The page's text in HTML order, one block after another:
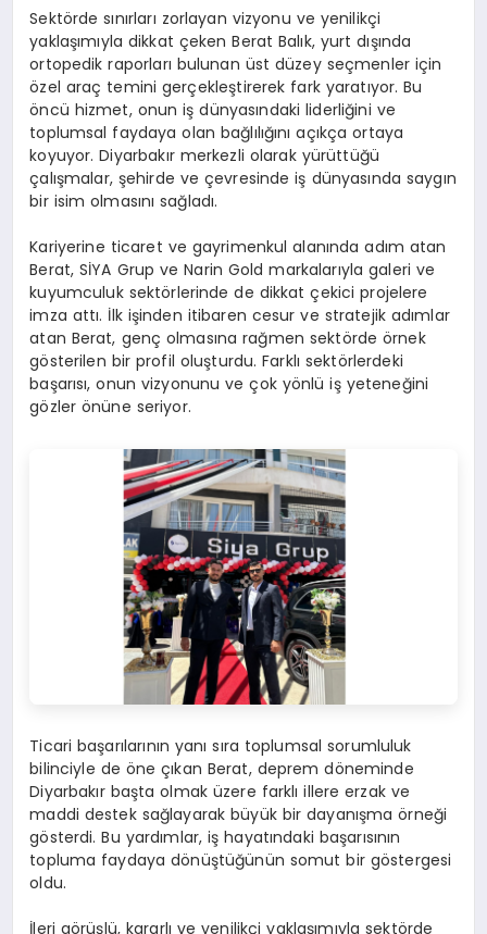
Sektörde sınırları zorlayan vizyonu ve yenilikçi
yaklaşımıyla dikkat çeken Berat Balık, yurt dışında
ortopedik raporları bulunan üst düzey seçmenler için
özel araç temini gerçekleştirerek fark yaratıyor. Bu
öncü hizmet, onun iş dünyasındaki liderliğini ve
toplumsal faydaya olan bağlılığını açıkça ortaya
koyuyor. Diyarbakır merkezli olarak yürüttüğü
çalışmalar, şehirde ve çevresinde iş dünyasında saygın
bir isim olmasını sağladı.
Kariyerine ticaret ve gayrimenkul alanında adım atan
Berat, SİYA Grup ve Narin Gold markalarıyla galeri ve
kuyumculuk sektörlerinde de dikkat çekici projelere
imza attı. İlk işinden itibaren cesur ve stratejik adımlar
atan Berat, genç olmasına rağmen sektörde örnek
gösterilen bir profil oluşturdu. Farklı sektörlerdeki
başarısı, onun vizyonunu ve çok yönlü iş yeteneğini
gözler önüne seriyor.
Ticari başarılarının yanı sıra toplumsal sorumluluk
bilinciyle de öne çıkan Berat, deprem döneminde
Diyarbakır başta olmak üzere farklı illere erzak ve
maddi destek sağlayarak büyük bir dayanışma örneği
gösterdi. Bu yardımlar, iş hayatındaki başarısının
topluma faydaya dönüştüğünün somut bir göstergesi
oldu.
İleri görüşlü, kararlı ve yenilikçi yaklaşımıyla sektörde